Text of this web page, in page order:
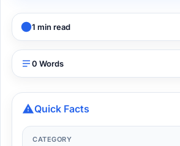
1 min read
0 Words
Quick Facts
CATEGORY